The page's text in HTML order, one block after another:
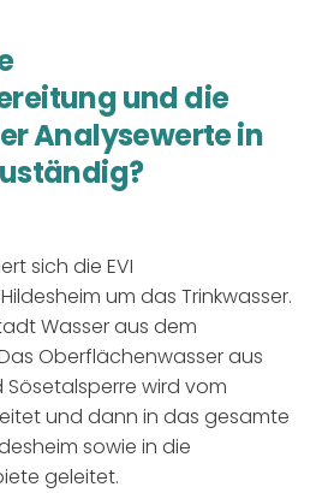
und die
Analysewerte in
sich die EVI
um das Trinkwasser.
Wasser aus dem
Oberflächenwasser aus
wird vom
und dann in das gesamte
sowie in die
geleitet.